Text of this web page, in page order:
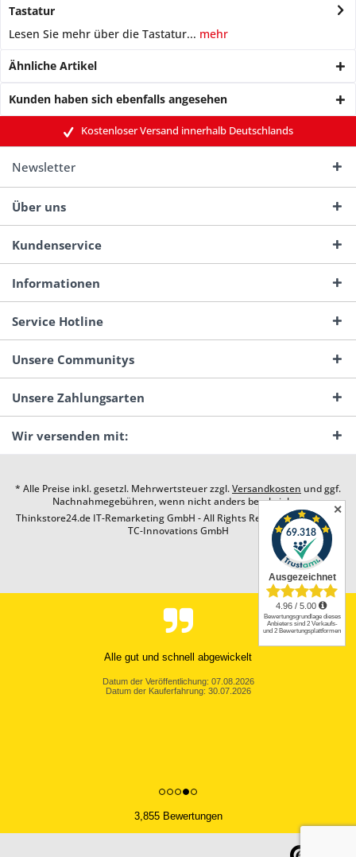
Tastatur
Lesen Sie mehr über die Tastatur... mehr
Ähnliche Artikel
Kunden haben sich ebenfalls angesehen
Kostenloser Versand innerhalb Deutschlands
Newsletter
Über uns
Kundenservice
Informationen
Service Hotline
Unsere Communitys
Unsere Zahlungsarten
Wir versenden mit:
* Alle Preise inkl. gesetzl. Mehrwertsteuer zzgl.Versandkosten und ggf.
Nachnahmegebühren, wenn nicht anders beschrieben
Thinkstore24.de IT-Remarketing GmbH - All Rights Reserved. Design by
TC-Innovations GmbH
Alle gut und schnell abgewickelt
Datum der Veröffentlichung: 07.08.2026
Datum der Kauferfahrung: 30.07.2026
3,855 Bewertungen
✕